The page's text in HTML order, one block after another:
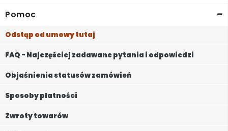
Pomoc -
Odstąp od umowy tutaj
FAQ - Najczęściej zadawane pytania i odpowiedzi
Objaśnienia statusów zamówień
Sposoby płatności
Zwroty towarów